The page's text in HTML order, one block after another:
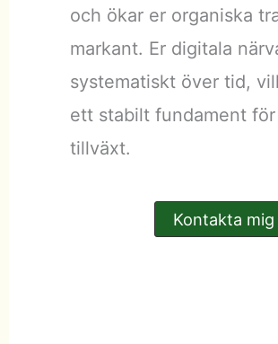
och ökar er organiska
markant. Er digitala
systematiskt över tid,
ett stabilt fundament
tillväxt.
Kontakta mig